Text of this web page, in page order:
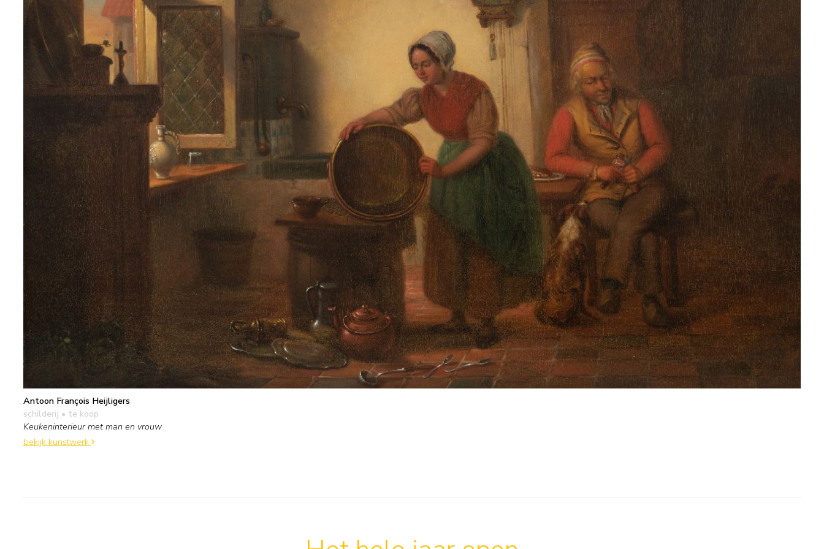
Antoon François Heijligers
schilderij • te koop
Keukeninterieur met man en vrouw
bekijk kunstwerk